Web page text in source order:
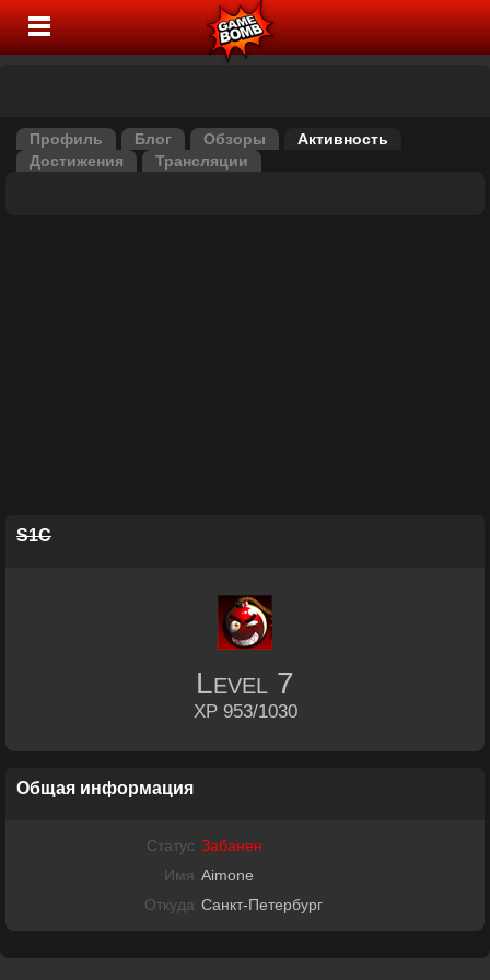
Профиль Блог Обзоры
Активность
Достижения
Трансляции
S1C
Level 7
XP 953/1030
Общая информация
Статус Забанен
Имя Aimone
Откуда Санкт-Петербург